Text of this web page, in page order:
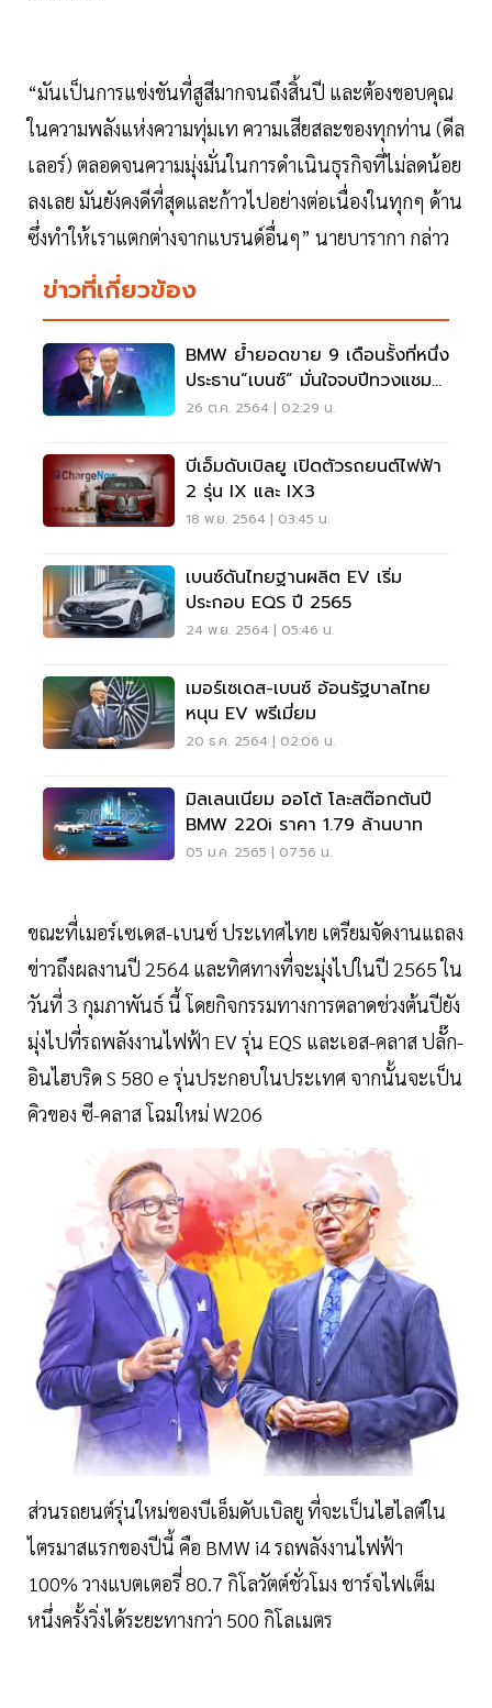
“มันเป็นการแข่งขันที่สูสีมากจนถึงสิ้นปี และต้องขอบคุณ
ในความพลังแห่งความทุ่มเท ความเสียสละของทุกท่าน (ดีล
เลอร์) ตลอดจนความมุ่งมั่นในการดำเนินธุรกิจที่ไม่ลดน้อย
ลงเลย มันยังคงดีที่สุดและก้าวไปอย่างต่อเนื่องในทุกๆ ด้าน
ซึ่งทำให้เราแตกต่างจากแบรนด์อื่นๆ” นายบารากา กล่าว
ข่าวที่เกี่ยวข้อง
BMW ย้ำยอดขาย 9 เดือนรั้งที่หนึ่ง
ประธาน“เบนซ์” มั่นใจจบปีทวงแชมป์
รถหรูแน่
26 ต.ค. 2564 | 02:29 น.
บีเอ็มดับเบิลยู เปิดตัวรถยนต์ไฟฟ้า
2 รุ่น IX และ IX3
18 พ.ย. 2564 | 03:45 น.
เบนซ์ดันไทยฐานผลิต EV เริ่ม
ประกอบ EQS ปี 2565
24 พ.ย. 2564 | 05:46 น.
เมอร์เซเดส-เบนซ์ อ้อนรัฐบาลไทย
หนุน EV พรีเมี่ยม
20 ธ.ค. 2564 | 02:06 น.
มิลเลนเนียม ออโต้ โละสต๊อกต้นปี
BMW 220i ราคา 1.79 ล้านบาท
05 ม.ค. 2565 | 07:56 น.
ขณะที่เมอร์เซเดส-เบนซ์ ประเทศไทย เตรียมจัดงานแถลง
ข่าวถึงผลงานปี 2564 และทิศทางที่จะมุ่งไปในปี 2565 ใน
วันที่ 3 กุมภาพันธ์ นี้ โดยกิจกรรมทางการตลาดช่วงต้นปียัง
มุ่งไปที่รถพลังงานไฟฟ้า EV รุ่น EQS และเอส-คลาส ปลั๊ก-
อินไฮบริด S 580 e รุ่นประกอบในประเทศ จากนั้นจะเป็น
คิวของ ซี-คลาส โฉมใหม่ W206
ส่วนรถยนต์รุ่นใหม่ของบีเอ็มดับเบิลยู ที่จะเป็นไฮไลต์ใน
ไตรมาสแรกของปีนี้ คือ BMW i4 รถพลังงานไฟฟ้า
100% วางแบตเตอรี่ 80.7 กิโลวัตต์ชั่วโมง ชาร์จไฟเต็ม
หนึ่งครั้งวิ่งได้ระยะทางกว่า 500 กิโลเมตร